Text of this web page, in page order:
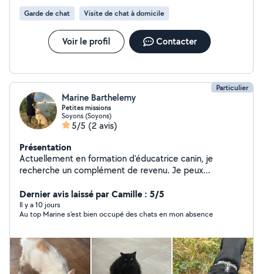
Garde de chat Visite de chat à domicile
Voir le profil Contacter
Particulier
Marine Barthelemy
Petites missions
Soyons (Soyons)
5/5 (2 avis)
Présentation
Actuellement en formation d'éducatrice canin, je
recherche un complément de revenu. Je peux
vos chats, (plus compliqué pour les chiens sur de la
garde sur plusieurs jours en fonction du nombre de
kilomètres a faire), mais aussi rendre des services
Dernier avis laissé par Camille : 5/5
Il y a 10 jours
Au top Marine s'est bien occupé des chats en mon absence